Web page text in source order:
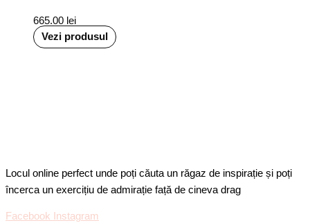
665.00 lei
Vezi produsul
Locul online perfect unde poți căuta un răgaz de inspirație și poți
încerca un exercițiu de admirație față de cineva drag
Facebook Instagram